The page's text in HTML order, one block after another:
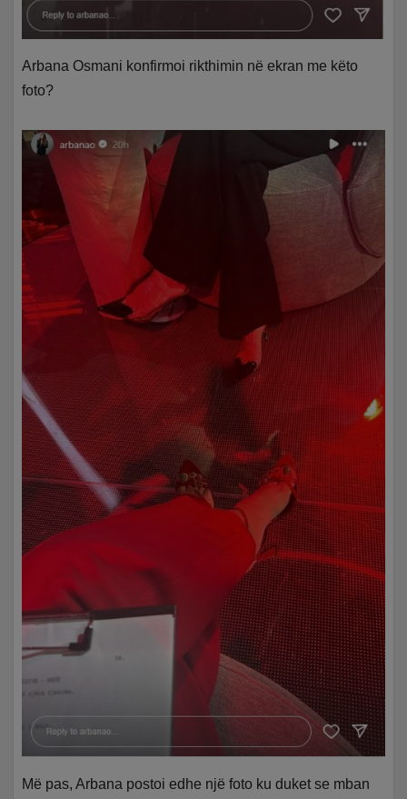
Arbana Osmani konfirmoi rikthimin në ekran me këto
foto?
Më pas, Arbana postoi edhe një foto ku duket se mban